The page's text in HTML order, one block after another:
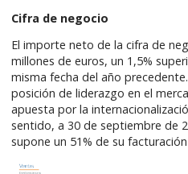
Cifra de negocio
El importe neto de la cifra de
millones de euros, un 1,5%
misma fecha del año
posición de liderazgo en el
apuesta por la
sentido, a 30 de septiembre de
supone un 51% de su